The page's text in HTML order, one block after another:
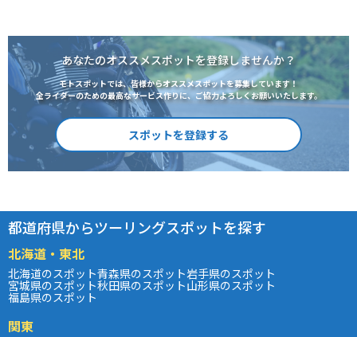
あなたのオススメスポットを登録しませんか？
モトスポットでは、皆様からオススメスポットを募集しています！
全ライダーのための最高なサービス作りに、ご協力よろしくお願いいたします。
スポットを登録する
都道府県からツーリングスポットを探す
北海道・東北
北海道のスポット青森県のスポット岩手県のスポット
宮城県のスポット秋田県のスポット山形県のスポット
福島県のスポット
関東